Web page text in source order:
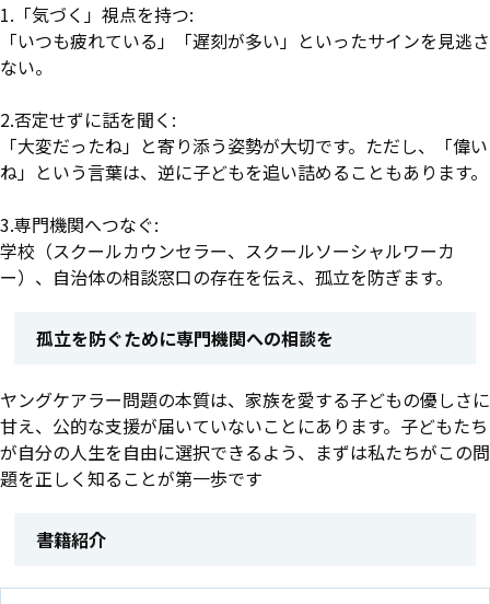
1.「気づく」視点を持つ:
「いつも疲れている」「遅刻が多い」といったサインを見逃さ
ない。
2.否定せずに話を聞く:
「大変だったね」と寄り添う姿勢が大切です。ただし、「偉い
ね」という言葉は、逆に子どもを追い詰めることもあります。
3.専門機関へつなぐ:
学校（スクールカウンセラー、スクールソーシャルワーカ
ー）、自治体の相談窓口の存在を伝え、孤立を防ぎます。
孤立を防ぐために専門機関への相談を
ヤングケアラー問題の本質は、家族を愛する子どもの優しさに
甘え、公的な支援が届いていないことにあります。子どもたち
が自分の人生を自由に選択できるよう、まずは私たちがこの問
題を正しく知ることが第一歩です
書籍紹介